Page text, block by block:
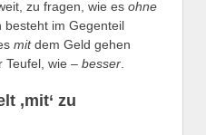
zu fragen, wie es ohne
besteht im Gegenteil
mitdem Geld gehen
Teufel, wie – besser.
,mit‘ zu